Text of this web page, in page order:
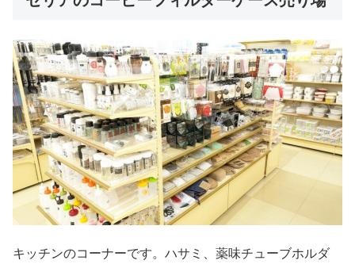
キッチンのコーナーです。ハサミ、薬味チューブホルダ